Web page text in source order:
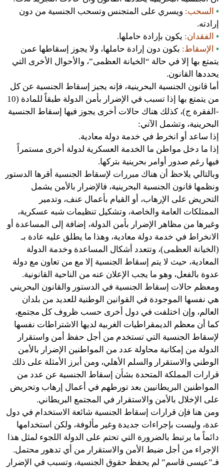
• السحب: ويسري على المتجنس وتسحب الجنسية من دون
إرادته.
• الفقدان: يكون بإرادة حاملها.
• الإسقاط: بكون دون إرادة حاملها، ولا يجوز إسقاطها عمن
يتمتع بها إلا في حالة “الخيانة العظمى”، والأحوال الأخرى التي
يحددها القانون.
أما قانون الجنسية البحرينية، فإنه يجيز إسقاط الجنسية عن كل
من يتمتع بها إذا تسبب في الإضرار بأمن الدولة طبقاً للمادة (10
-الفقرة ج)، كذلك هناك حالات أخرى يجوز فيها إسقاط الجنسية
البحرينية، وتشمل الآتي:
إذا ساعد أو انخرط في خدمة دولة معادية.
إذا ما دخل مواطن ما الخدمة العسكرية لدولة أخرى مستمراً
فيها رغم صدور أوامر بحرينية بتركها.
وبالتالي يلاحظ أن هناك مبررات لإسقاط الجنسية أقرها الدستور
ونظمها قانون الجنسية البحرينية، فالإضرار بالأمن يشمل
التحريض على الإرهاب، أو القيام بأعمال عنف، وتدمير
الممتلكات العامة والخاصة، وتشكيل تنظيمات شبه عسكرية،
وغيرها من مظاهر الإضرار بأمن الدولة، إضافة إلى المساعدة أو
الانخراط في خدمة دولة معادية، وهذا ما يطلق عليه عادة بـ
(الخيانة العظمى)، وتتعدد أشكال المساعدة وخدمة الدولة
المعادية، حيث لا يتم إسقاط الجنسية إلا مع من تعاون مع دولة
عدوة بالفعل، وهو ما يجب الإعلان عنه من الناحية القانونية.
ومعظم حالات إسقاط الجنسية في الدستور والقانون البحريني
هي نفسها الموجودة في القوانين الوطنية للعديد من بلدان
العالم، وإن اختلفت في دول أخرى حسب ظروف كل مجتمع،
كما أن معظم الديمقراطيات الغربية لديها الاشتراطات نفسها
لإسقاط الجنسية التي تستخدم من أجل حفظ أمن واستقرار
الدولة من إمكانية محاولة عدد من المواطنين الإضرار بالأمن
الوطني والاستقرار والسلم الأهلي، ومن أبرز الأمثلة على ذلك
قرارات المملكة المتحدة بشأن إسقاط الجنسية عن عدد من
المواطنين البريطانيين بعد تورطهم في أعمال إرهاب وتحريض
على الإخلال بالأمن والاستقرار في المجتمع البريطاني.
ومن هنا فإن قرارات إسقاط الجنسية شائعة الاستخدام في دول
عدة، وليست بإجراءات جديدة وغير مألوفة، ولكن استخدامها
دائماً ما يرتبط بالضرورة التي تحتم على الدولة اللجوء لمثل هذا
الإجراء من أجل ضبط الأمن والاستقرار من أي تدهور محتمل.
فـ”عيسى قاسم” لم يحفظ حقوق الجنسية، وتسبب في الإضرار